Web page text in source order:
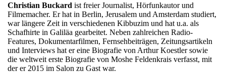
Christian Buckard ist freier Journalist, Hörfunkautor und
Filmemacher. Er hat in Berlin, Jerusalem und Amsterdam studiert,
war längere Zeit in verschiedenen Kibbuzim und hat u.a. als
Schafhirte in Galiläa gearbeitet. Neben zahlreichen Radio-
Features, Dokumentarfilmen, Fernsehbeiträgen, Zeitungsartikeln
und Interviews hat er eine Biografie von Arthur Koestler sowie
die weltweit erste Biografie von Moshe Feldenkrais verfasst, mit
der er 2015 im Salon zu Gast war.